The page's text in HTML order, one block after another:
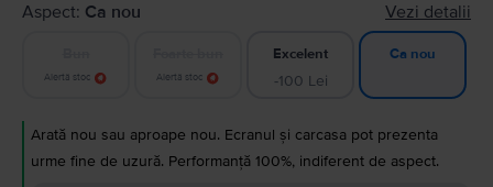
Aspect: Ca nou Vezi detalii
Alertă stoc Alertă stoc
Excelent
-100 Lei
Ca nou
Arată nou sau aproape nou. Ecranul și carcasa pot prezenta
urme fine de uzură. Performanță 100%, indiferent de aspect.